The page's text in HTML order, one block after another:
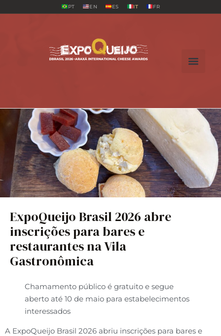
PT EN ES IT FR
ExpoQueijo Brasil 2026 abre
inscrições para bares e
restaurantes na Vila
Gastronômica
Chamamento público é gratuito e segue
aberto até 10 de maio para estabelecimentos
interessados
A ExpoQueijo Brasil 2026 abriu inscrições para bares e